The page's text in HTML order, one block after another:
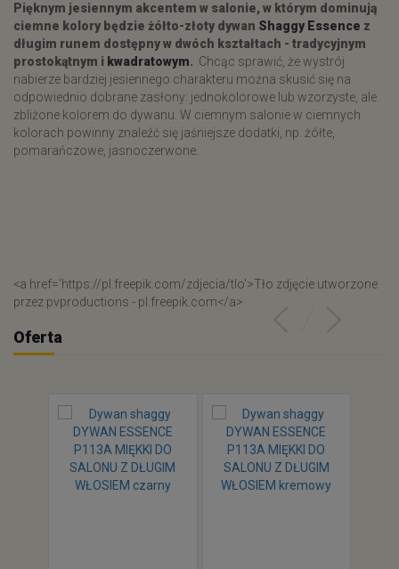
Pięknym jesiennym akcentem w salonie, w którym dominują
ciemne kolory będzie żółto-złoty dywan Shaggy Essence z
długim runem dostępny w dwóch kształtach - tradycyjnym
prostokątnym i kwadratowym. Chcąc sprawić, że wystrój
nabierze bardziej jesiennego charakteru można skusić się na
odpowiednio dobrane zasłony: jednokolorowe lub wzorzyste, ale
zbliżone kolorem do dywanu. W ciemnym salonie w ciemnych
kolorach powinny znaleźć się jaśniejsze dodatki, np. żółte,
pomarańczowe, jasnoczerwone.
<a href='https://pl.freepik.com/zdjecia/tlo'>Tło zdjęcie utworzone
przez pvproductions - pl.freepik.com</a>
Oferta